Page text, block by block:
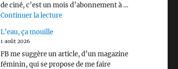
de ciné, c’est un mois d’abonnement à …
Continuer la lecturede « L’Odyssée (2026) »
L’eau, ça mouille
1 août 2026
FB me suggère un article, d’un magazine
féminin, qui se propose de me faire